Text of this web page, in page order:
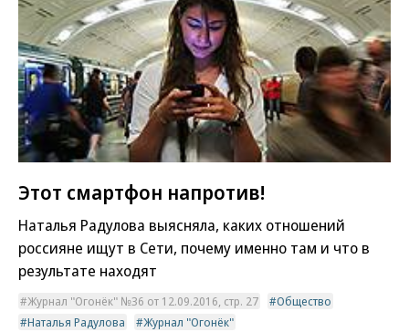
Этот смартфон напротив!
Наталья Радулова выясняла, каких отношений
россияне ищут в Сети, почему именно там и что в
результате находят
Журнал "Огонёк" №36 от 12.09.2016, стр. 27
Общество
Наталья Радулова
Журнал "Огонёк"